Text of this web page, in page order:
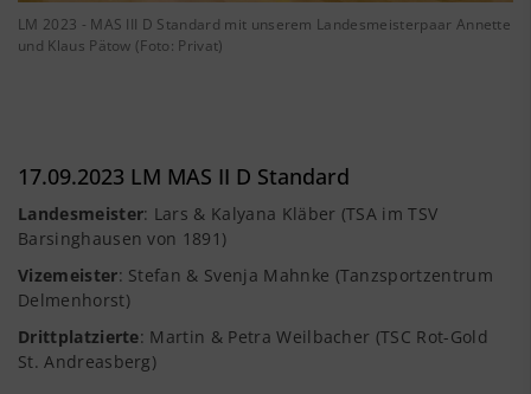
LM 2023 - MAS III D Standard mit unserem Landesmeisterpaar Annette
und Klaus Pätow (Foto: Privat)
17.09.2023 LM MAS II D Standard
Landesmeister: Lars & Kalyana Kläber (TSA im TSV
Barsinghausen von 1891)
Vizemeister: Stefan & Svenja Mahnke (Tanzsportzentrum
Delmenhorst)
Drittplatzierte: Martin & Petra Weilbacher (TSC Rot-Gold
St. Andreasberg)